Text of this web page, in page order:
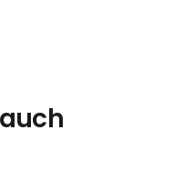
Workshops